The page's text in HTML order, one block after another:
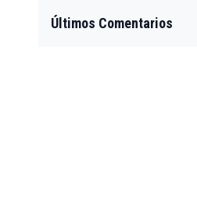
Últimos Comentarios